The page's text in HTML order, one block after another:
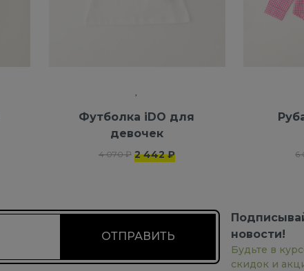
Футболка iDO для
девочек
4 070 ₽ 2 442 ₽ 6
новости!
Будьте в
скидок и